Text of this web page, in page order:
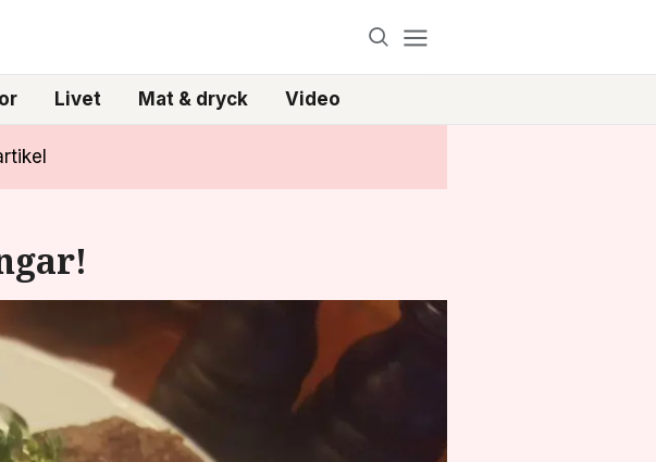
Livet Mat & dryck Video